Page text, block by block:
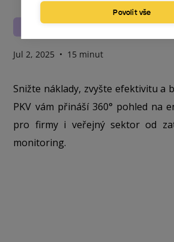
Povolit vše
Energetika
Jul 2, 2025 • 15 minut
Snižte náklady, zvyšte efektivitu a
PKV vám přináší 360° pohled na
pro firmy i veřejný sektor od
monitoring.